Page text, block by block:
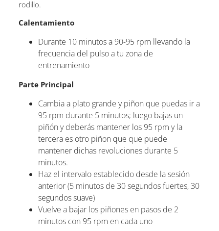
rodillo.
Calentamiento
Durante 10 minutos a 90-95 rpm llevando la
frecuencia del pulso a tu zona de
entrenamiento
Parte Principal
Cambia a plato grande y piñon que puedas ir a
95 rpm durante 5 minutos; luego bajas un
piñón y deberás mantener los 95 rpm y la
tercera es otro piñon que que puede
mantener dichas revoluciones durante 5
minutos.
Haz el intervalo establecido desde la sesión
anterior (5 minutos de 30 segundos fuertes, 30
segundos suave)
Vuelve a bajar los piñones en pasos de 2
minutos con 95 rpm en cada uno